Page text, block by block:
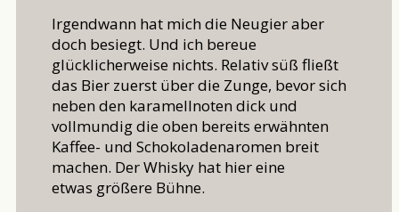
Irgendwann hat mich die Neugier aber
doch besiegt. Und ich bereue
glücklicherweise nichts. Relativ süß fließt
das Bier zuerst über die Zunge, bevor sich
neben den karamellnoten dick und
vollmundig die oben bereits erwähnten
Kaffee- und Schokoladenaromen breit
machen. Der Whisky hat hier eine
etwas größere Bühne.